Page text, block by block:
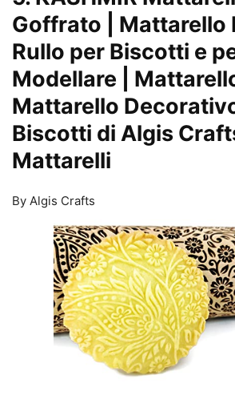
Goffrato | Mattarello
Rullo per Biscotti e
Modellare |
Mattarello
Biscotti di Algis
Mattarelli
By Algis Crafts